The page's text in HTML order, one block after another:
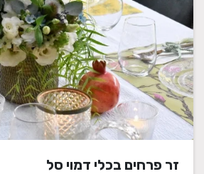
זר פרחים בכלי דמוי סל